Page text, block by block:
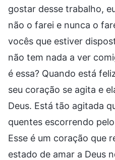
gostar desse trabalho,
não o farei e nunca o
vocês que estiver
não tem nada a ver
é essa? Quando está
seu coração se agita e
Deus. Está tão agitada
quentes escorrendo
Esse é um coração que
estado de amar a Deus